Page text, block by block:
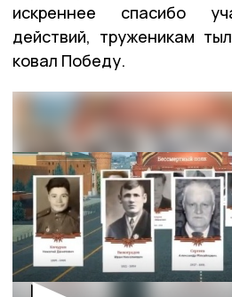
искреннее спасибо
действий, труженикам
ковал Победу.